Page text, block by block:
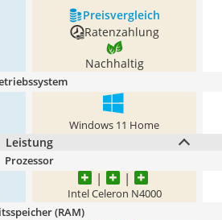
Preis­vergleich
Ratenzahlung
Nachhaltig
Windows 11 Home
Leistung
Prozessor
Intel Celeron N4000
(RAM)